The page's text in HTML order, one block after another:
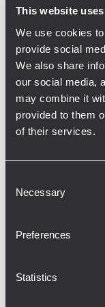
This website
We use cookies
provide social
We also share
our social media,
may combine it
provided to them
of their services.
Selection
Necessary
Preferences
Statistics
et HDL 30-A
rapide et
monteurs.
AS ont été
scène, en
configuration
une
scène. Les
sonorisation
modules
seul palan
audio sans fil